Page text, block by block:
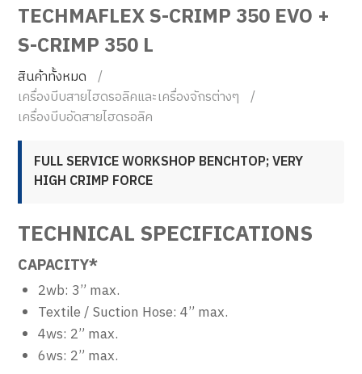
TECHMAFLEX S-CRIMP 350 EVO +
S-CRIMP 350 L
สินค้าทั้งหมด
เครื่องบีบสายไฮดรอลิคและเครื่องจักรต่างๆ
เครื่องบีบอัดสายไฮดรอลิค
FULL SERVICE WORKSHOP BENCHTOP; VERY
HIGH CRIMP FORCE
TECHNICAL SPECIFICATIONS
CAPACITY*
2wb: 3” max.
Textile / Suction Hose: 4” max.
4ws: 2” max.
6ws: 2” max.